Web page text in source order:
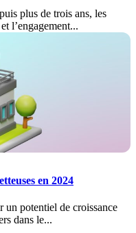
plus de trois ans, les
l’engagement...
en 2024
un potentiel de croissance
dans le...